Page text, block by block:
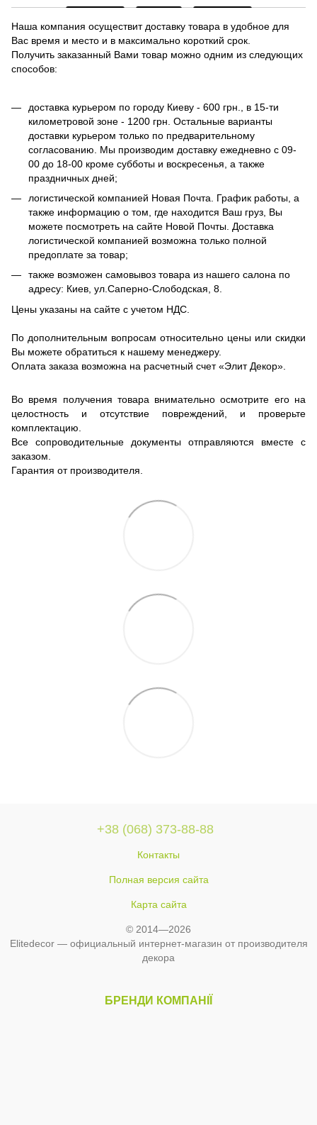
Наша компания осуществит доставку товара в удобное для
Вас время и место и в максимально короткий срок.
Получить заказанный Вами товар можно одним из следующих
способов:
доставка курьером по городу Киеву - 600 грн., в 15-ти
километровой зоне - 1200 грн. Остальные варианты
доставки курьером только по предварительному
согласованию. Мы производим доставку ежедневно с 09-
00 до 18-00 кроме субботы и воскресенья, а также
праздничных дней;
логистической компанией Новая Почта. График работы, а
также информацию о том, где находится Ваш груз, Вы
можете посмотреть на сайте Новой Почты. Доставка
логистической компанией возможна только полной
предоплате за товар;
также возможен самовывоз товара из нашего салона по
адресу: Киев, ул.Саперно-Слободская, 8.
Цены указаны на сайте с учетом НДС.
По дополнительным вопросам относительно цены или скидки
Вы можете обратиться к нашему менеджеру.
Оплата заказа возможна на расчетный счет «Элит Декор».
Во время получения товара внимательно осмотрите его на
целостность и отсутствие повреждений, и проверьте
комплектацию.
Все сопроводительные документы отправляются вместе с
заказом.
Гарантия от производителя.
+38 (068) 373-88-88
Контакты
Полная версия сайта
Карта сайта
© 2014—2026
Elitedecor — официальный интернет-магазин от производителя
декора
БРЕНДИ КОМПАНІЇ